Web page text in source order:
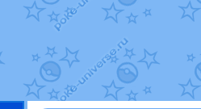
Недовольный котомангуст
от
The Dark Wishmaker от
Randomon
ilovearceus
Raging Boltот GraceDaFox
в
Shadow mismagiusот
в
художник
отvicavica в фанарте.